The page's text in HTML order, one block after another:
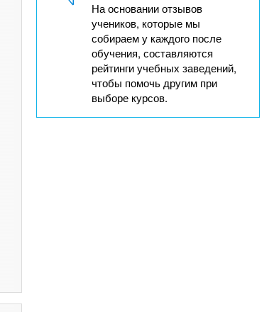
На основании отзывов
учеников, которые мы
собираем у каждого после
обучения, составляются
рейтинги учебных заведений,
чтобы помочь другим при
выборе курсов.